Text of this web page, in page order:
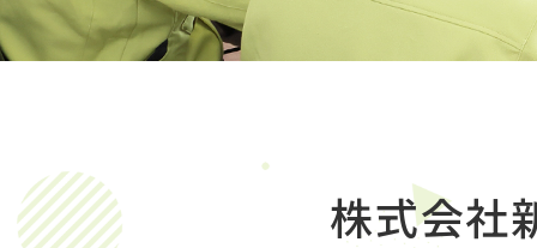
株式会社